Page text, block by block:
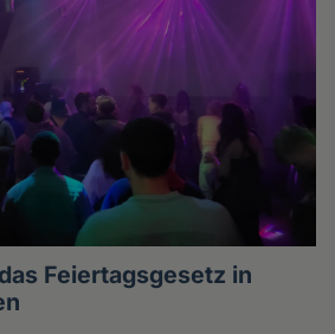
Feiertagsgesetz in